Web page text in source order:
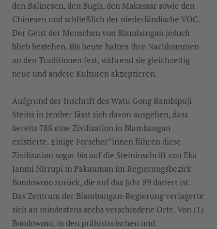
den Balinesen, den Bugis, den Makassar sowie den
Chinesen und schließlich der niederländische VOC.
Der Geist der Menschen von Blambangan jedoch
blieb bestehen. Bis heute halten ihre Nachkommen
an den Traditionen fest, während sie gleichzeitig
neue und andere Kulturen akzeptieren.
Aufgrund der Inschrift des Watu Gong Rambipuji
Steins in Jember lässt sich davon ausgehen, dass
bereits 788 eine Zivilisation in Blambangan
existierte. Einige Forscher*innen führen diese
Zivilisation sogar bis auf die Steininschrift von Eka
Janmi Nirrupi in Pakauman im Regierungsbezirk
Bondowoso zurück, die auf das Jahr 89 datiert ist.
Das Zentrum der Blambangan-Regierung verlagerte
sich an mindestens sechs verschiedene Orte. Von (1)
Bondowoso, in den prähistorischen und